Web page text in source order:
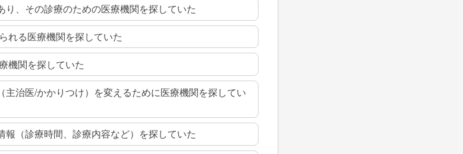
り、その診療のための医療機関を探していた
れる医療機関を探していた
機関を探していた
主治医/かかりつけ）を変えるために医療機関を探してい
報（診療時間、診療内容など）を探していた